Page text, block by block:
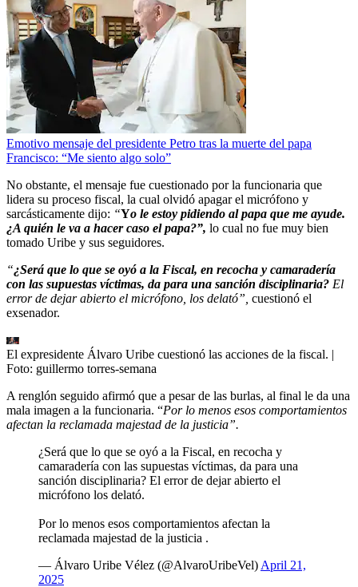
Emotivo mensaje del presidente Petro tras la muerte del papa
Francisco: “Me siento algo solo”
No obstante, el mensaje fue cuestionado por la funcionaria que
lidera su proceso fiscal, la cual olvidó apagar el micrófono y
sarcásticamente dijo: “Yo le estoy pidiendo al papa que me ayude.
¿A quién le va a hacer caso el papa?”, lo cual no fue muy bien
tomado Uribe y sus seguidores.
“¿Será que lo que se oyó a la Fiscal, en recocha y camaradería
con las supuestas víctimas, da para una sanción disciplinaria? El
error de dejar abierto el micrófono, los delató”, cuestionó el
exsenador.
El expresidente Álvaro Uribe cuestionó las acciones de la fiscal. |
Foto: guillermo torres-semana
A renglón seguido afirmó que a pesar de las burlas, al final le da una
mala imagen a la funcionaria. “Por lo menos esos comportamientos
afectan la reclamada majestad de la justicia”.
¿Será que lo que se oyó a la Fiscal, en recocha y
camaradería con las supuestas víctimas, da para una
sanción disciplinaria? El error de dejar abierto el
micrófono los delató.
Por lo menos esos comportamientos afectan la
reclamada majestad de la justicia .
— Álvaro Uribe Vélez (@AlvaroUribeVel) April 21,
2025